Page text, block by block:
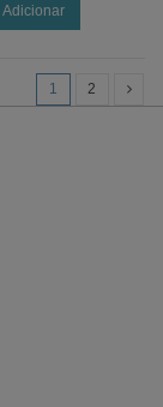
Adicionar
1 2